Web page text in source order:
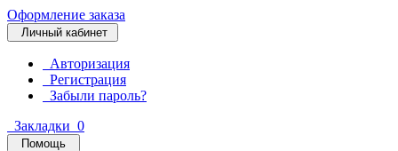
Оформление заказа
Личный кабинет
Авторизация
Регистрация
Забыли пароль?
Закладки 0
Помощь